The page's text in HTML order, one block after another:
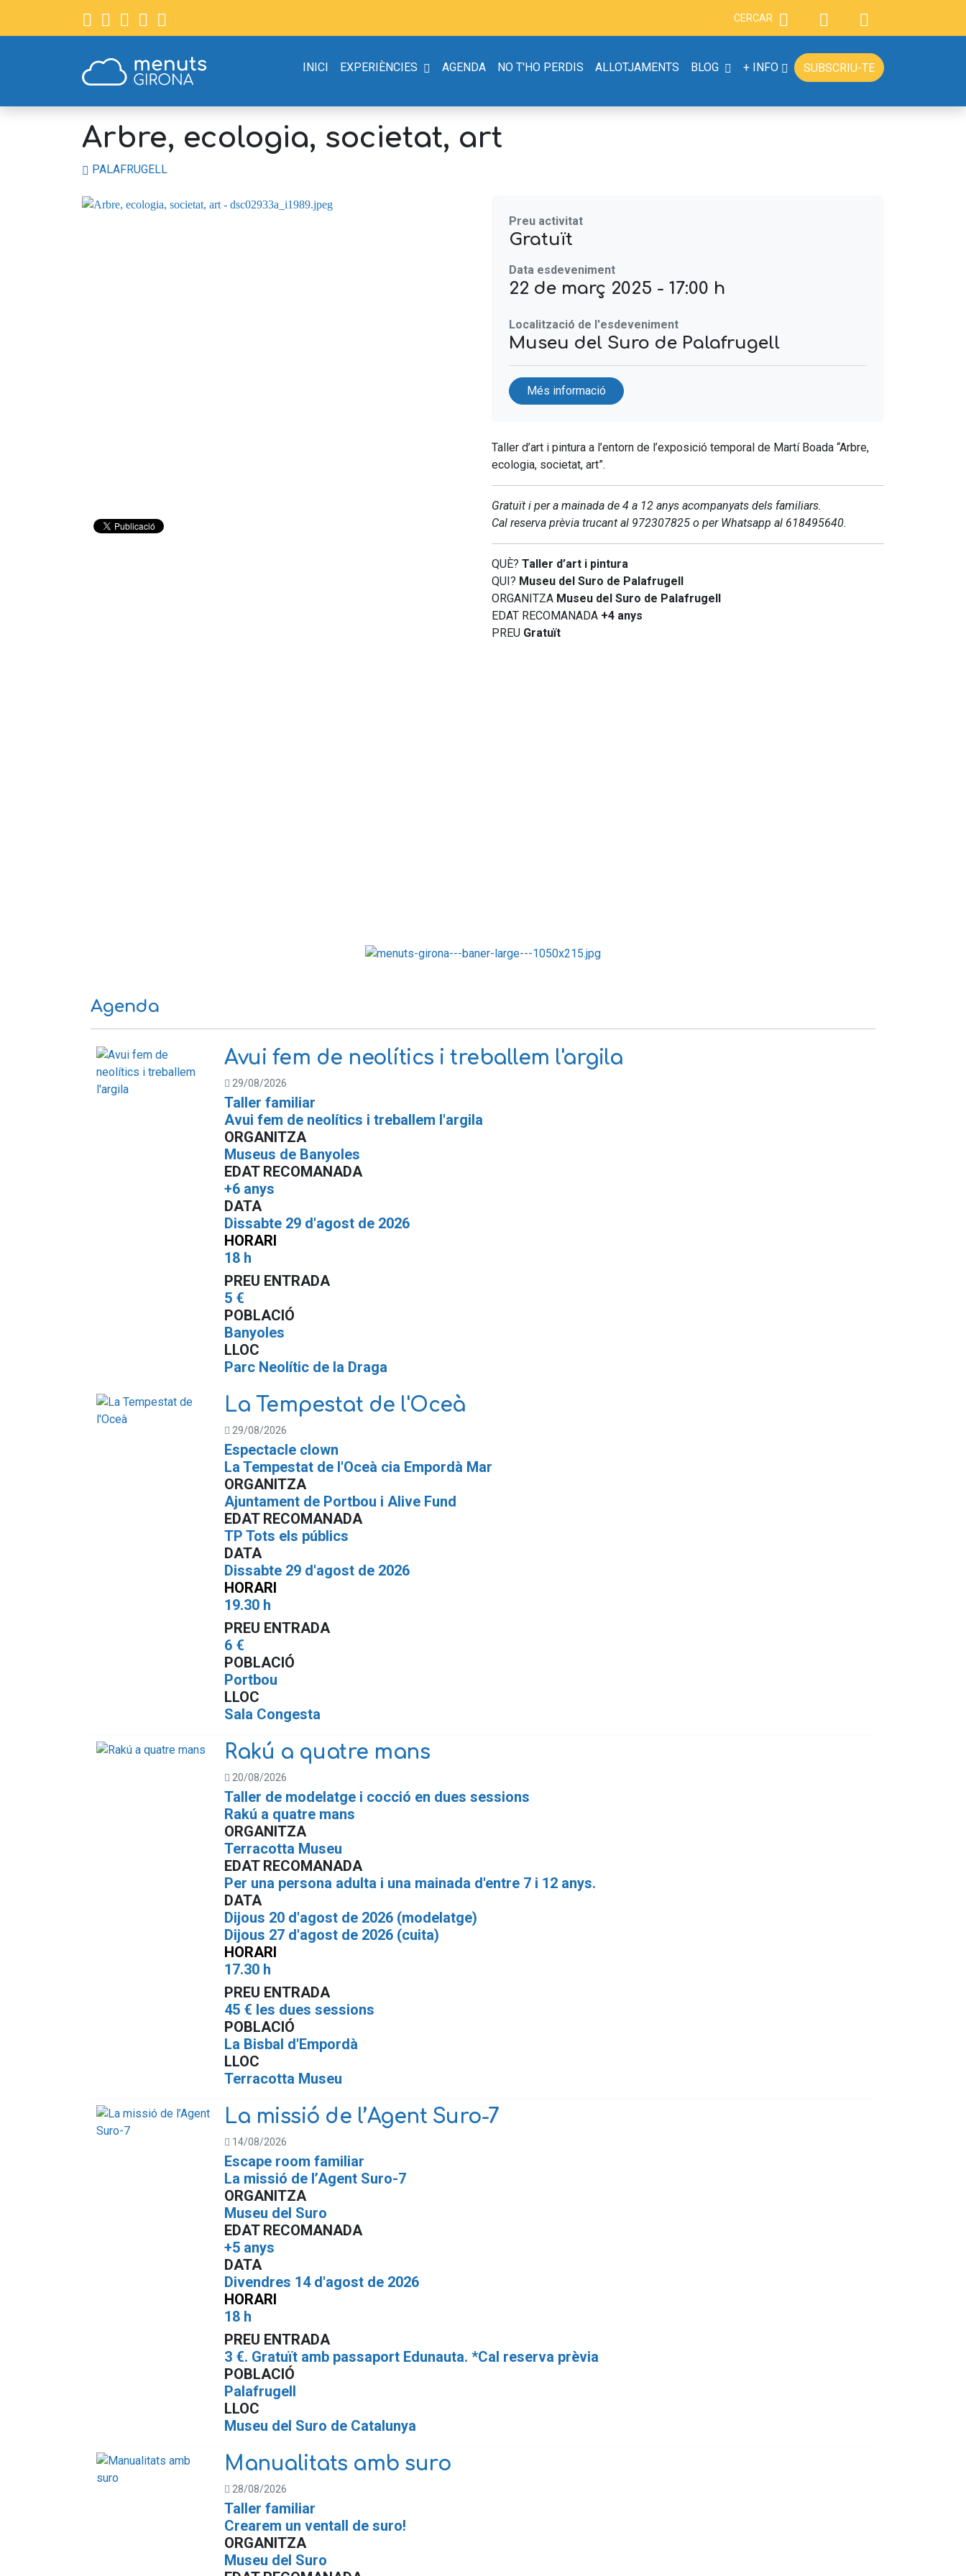
CERCAR
INICI EXPERIÈNCIES AGENDA NO T'HO PERDIS ALLOTJAMENTS BLOG + INFO SUBSCRIU-TE
Arbre, ecologia, societat, art
PALAFRUGELL
Preu activitat
Gratuït
Data esdeveniment
22 de març 2025 - 17:00 h
Localització de l'esdeveniment
Museu del Suro de Palafrugell
Més informació
Taller d’art i pintura a l’entorn de l’exposició temporal de Martí Boada “Arbre,
ecologia, societat, art”.
Gratuït i per a mainada de 4 a 12 anys acompanyats dels familiars.
Cal reserva prèvia trucant al 972307825 o per Whatsapp al 618495640.
QUÈ? Taller d’art i pintura
QUI? Museu del Suro de Palafrugell
ORGANITZA Museu del Suro de Palafrugell
EDAT RECOMANADA +4 anys
PREU Gratuït
Agenda
Avui fem de neolítics i treballem l'argila
29/08/2026
Taller familiar
Avui fem de neolítics i treballem l'argila
ORGANITZA
Museus de Banyoles
EDAT RECOMANADA
+6 anys
DATA
Dissabte 29 d'agost de 2026
HORARI
18 h
PREU ENTRADA
5 €
POBLACIÓ
Banyoles
LLOC
Parc Neolític de la Draga
La Tempestat de l'Oceà
29/08/2026
Espectacle clown
La Tempestat de l'Oceà cia Empordà Mar
ORGANITZA
Ajuntament de Portbou i Alive Fund
EDAT RECOMANADA
TP Tots els públics
DATA
Dissabte 29 d'agost de 2026
HORARI
19.30 h
PREU ENTRADA
6 €
POBLACIÓ
Portbou
LLOC
Sala Congesta
Rakú a quatre mans
20/08/2026
Taller de modelatge i cocció en dues sessions
Rakú a quatre mans
ORGANITZA
Terracotta Museu
EDAT RECOMANADA
Per una persona adulta i una mainada d'entre 7 i 12 anys.
DATA
Dijous 20 d'agost de 2026 (modelatge)
Dijous 27 d'agost de 2026 (cuita)
HORARI
17.30 h
PREU ENTRADA
45 € les dues sessions
POBLACIÓ
La Bisbal d'Empordà
LLOC
Terracotta Museu
La missió de l’Agent Suro-7
14/08/2026
Escape room familiar
La missió de l’Agent Suro-7
ORGANITZA
Museu del Suro
EDAT RECOMANADA
+5 anys
DATA
Divendres 14 d'agost de 2026
HORARI
18 h
PREU ENTRADA
3 €. Gratuït amb passaport Edunauta. *Cal reserva prèvia
POBLACIÓ
Palafrugell
LLOC
Museu del Suro de Catalunya
Manualitats amb suro
28/08/2026
Taller familiar
Crearem un ventall de suro!
ORGANITZA
Museu del Suro